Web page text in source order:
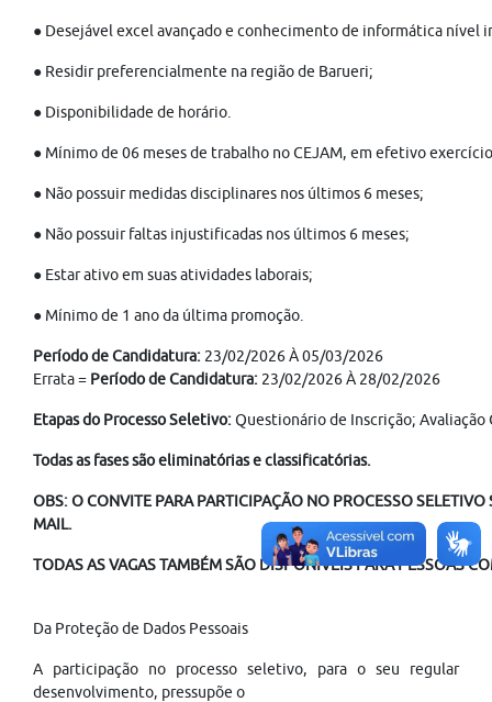
● Desejável excel avançado e conhecimento de informática
● Residir preferencialmente na região de Barueri;
● Disponibilidade de horário.
● Mínimo de 06 meses de trabalho no CEJAM, em efetivo
● Não possuir medidas disciplinares nos últimos 6 meses;
● Não possuir faltas injustificadas nos últimos 6 meses;
● Estar ativo em suas atividades laborais;
● Mínimo de 1 ano da última promoção.
Período de Candidatura: 23/02/2026 À 05/03/2026
Errata = Período de Candidatura: 23/02/2026 À 28/02/2026
Etapas do Processo Seletivo:Questionário de Inscrição;
Todas as fases são eliminatórias e classificatórias.
OBS: O CONVITE PARA PARTICIPAÇÃO NO PROCESSO SELETIVO
MAIL.
TODAS AS VAGAS TAMBÉM SÃO DISPONÍVEIS PARA PESSOAS
Da Proteção de Dados Pessoais
A participação no processo seletivo, para o seu regular
desenvolvimento, pressupõe o